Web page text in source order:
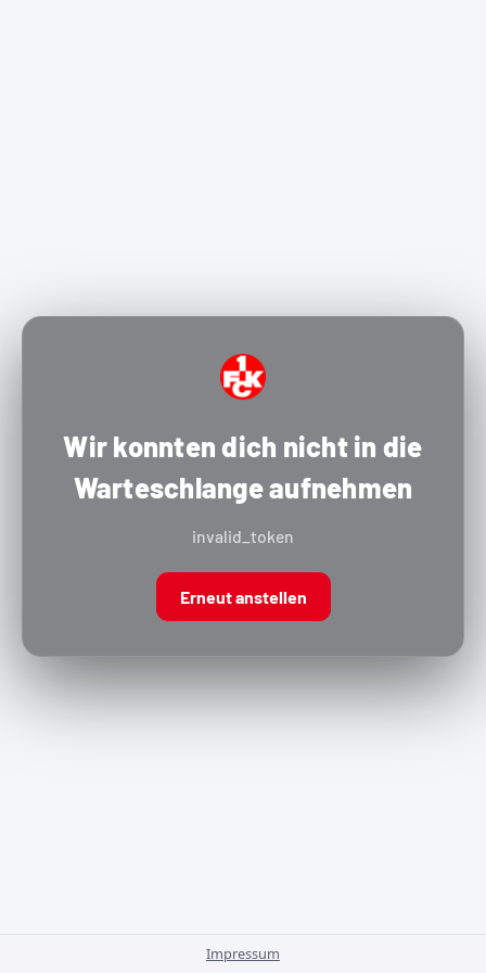
Wir konnten dich nicht in die
Warteschlange aufnehmen
invalid_token
Erneut anstellen
Impressum